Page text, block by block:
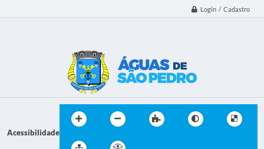
Login / Cadastro
Acessibilidade